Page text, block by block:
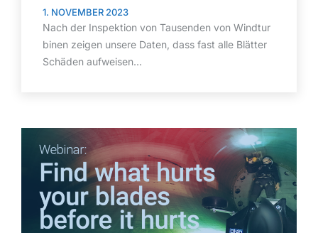
1. NOVEMBER 2023
Nach der Inspektion von Tausenden von Windtur
binen zeigen unsere Daten, dass fast alle Blätter
Schäden aufweisen...